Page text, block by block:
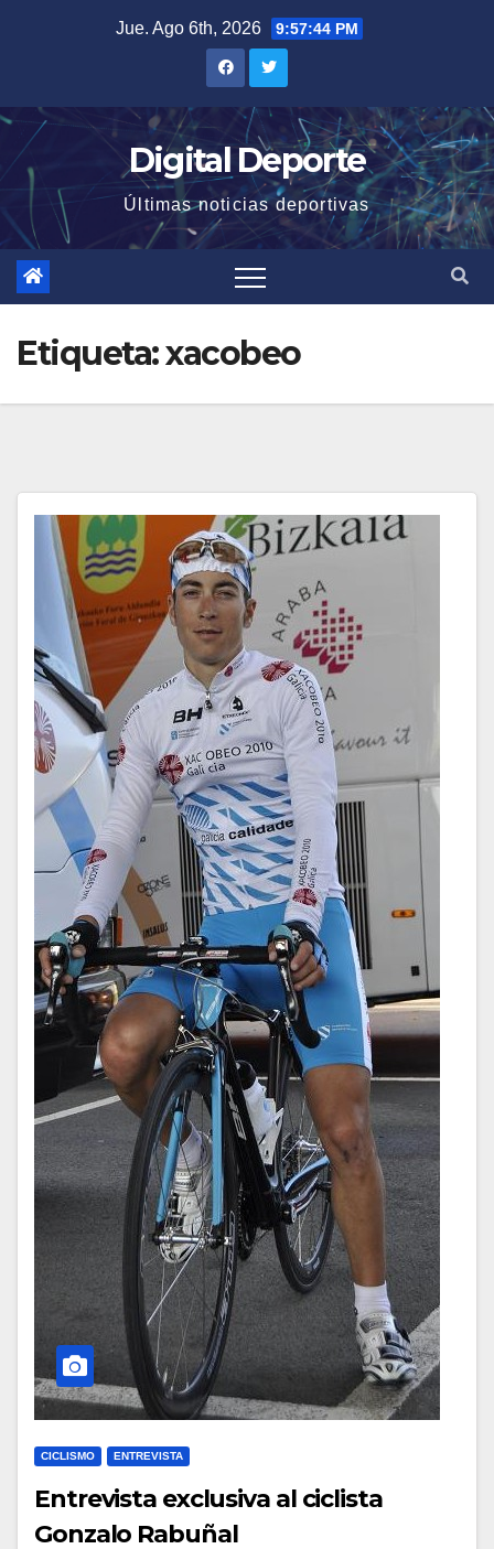
Jue. Ago 6th, 2026 9:57:45 PM
Digital Deporte
Últimas noticias deportivas
Etiqueta:xacobeo
CICLISMO ENTREVISTA
Entrevista exclusiva al ciclista
Gonzalo Rabuñal